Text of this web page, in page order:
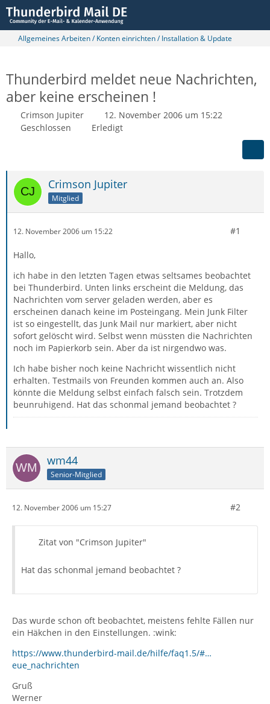
Allgemeines Arbeiten / Konten einrichten / Installation & Update
Thunderbird meldet neue Nachrichten,
aber keine erscheinen !
Crimson Jupiter
12. November 2006 um 15:22
Geschlossen
Erledigt
Crimson Jupiter
Mitglied
12. November 2006 um 15:22 #1
Hallo,
ich habe in den letzten Tagen etwas seltsames beobachtet
bei Thunderbird. Unten links erscheint die Meldung, das
Nachrichten vom server geladen werden, aber es
erscheinen danach keine im Posteingang. Mein Junk Filter
ist so eingestellt, das Junk Mail nur markiert, aber nicht
sofort gelöscht wird. Selbst wenn müssten die Nachrichten
noch im Papierkorb sein. Aber da ist nirgendwo was.
Ich habe bisher noch keine Nachricht wissentlich nicht
erhalten. Testmails von Freunden kommen auch an. Also
könnte die Meldung selbst einfach falsch sein. Trotzdem
beunruhigend. Hat das schonmal jemand beobachtet ?
wm44
Senior-Mitglied
12. November 2006 um 15:27 #2
Zitat von "Crimson Jupiter"
Hat das schonmal jemand beobachtet ?
Das wurde schon oft beobachtet, meistens fehlte Fällen nur
ein Häkchen in den Einstellungen. :wink:
https://www.thunderbird-mail.de/hilfe/faq1.5/#…
eue_nachrichten
Gruß
Werner